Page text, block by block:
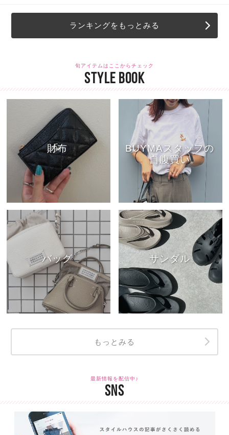
ランキングをもっとみる
旬アイテムはここからチェック
STYLE BOOK
財布
BUYMAスタッフの
自腹買い
バッグ サンダル
もっとみる
最新情報を配信中♪
SNS